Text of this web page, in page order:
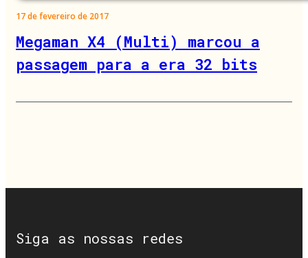
17 de fevereiro de 2017
Megaman X4 (Multi) marcou a
passagem para a era 32 bits
Siga as nossas redes